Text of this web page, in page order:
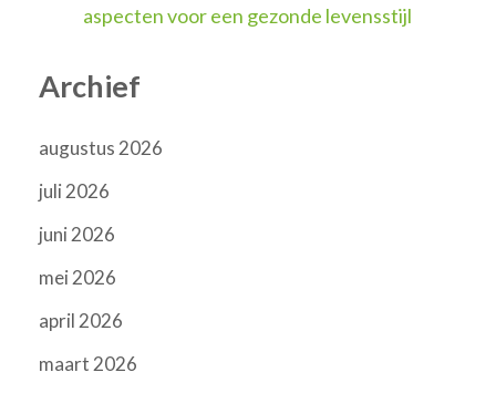
aspecten voor een gezonde levensstijl
Archief
augustus 2026
juli 2026
juni 2026
mei 2026
april 2026
maart 2026